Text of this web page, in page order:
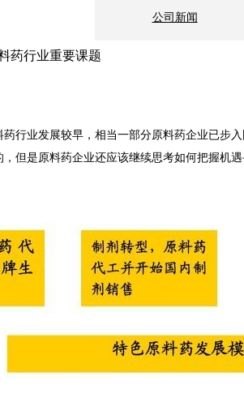
药行业重要课题
药行业发展较早，相当一部分原料药企业已步
，但是原料药企业还应该继续思考如何把握机
公司新闻
伟信医药
GREAT INNOVATION PHARMA
制造地基：上海
传真：021-
网址：